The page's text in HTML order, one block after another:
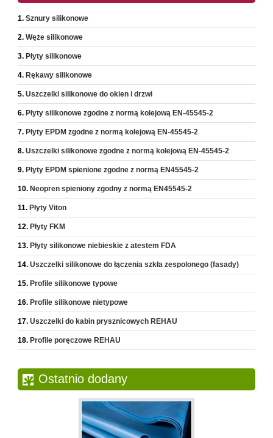
Sznury silikonowe
Węże silikonowe
Płyty silikonowe
Rękawy silikonowe
Uszczelki silikonowe do okien i drzwi
Płyty silikonowe zgodne z normą kolejową EN-45545-2
Płyty EPDM zgodne z normą kolejową EN-45545-2
Uszczelki silikonowe zgodne z normą kolejową EN-45545-2
Płyty EPDM spienione zgodne z normą EN45545-2
Neopren spieniony zgodny z normą EN45545-2
Płyty Viton
Płyty FKM
Płyty silikonowe niebieskie z atestem FDA
Uszczelki silikonowe do łączenia szkła zespolonego (fasady)
Profile silikonowe typowe
Profile silikonowe nietypowe
Uszczelki do kabin prysznicowych REHAU
Profile poręczowe REHAU
Ostatnio dodany